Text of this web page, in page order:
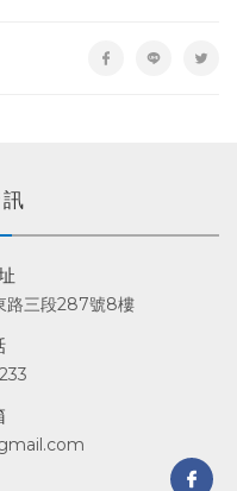
路三段287號8樓